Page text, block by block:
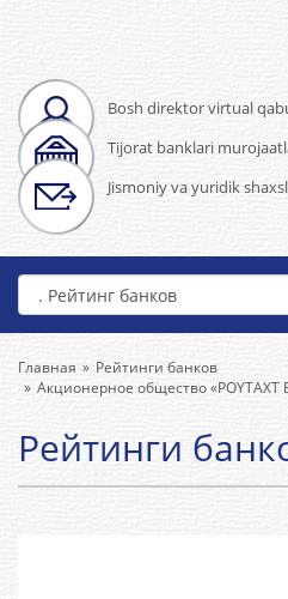
Bosh direktor virtual
Tijorat banklari
Jismoniy va yuridik
Главная
Рейтинги банков
Акционерное общество «POYTAXT
Рейтинги